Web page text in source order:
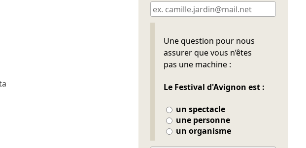
Une question pour nous
assurer que vous n’êtes
pas une machine :
Le Festival d'Avignon est :
un spectacle
une personne
un organisme
Ne pas remplir